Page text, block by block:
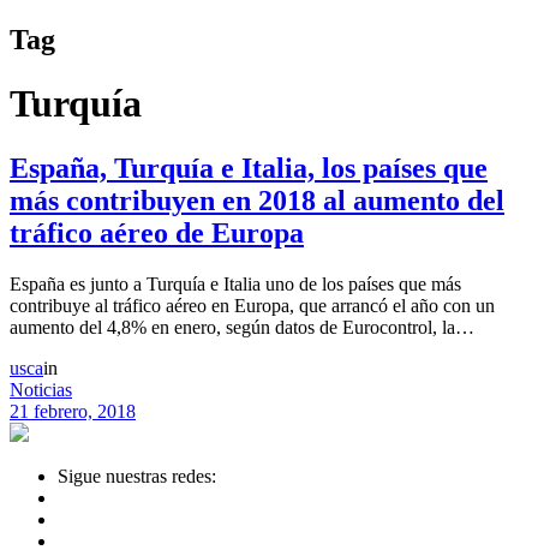
Tag
Turquía
España, Turquía e Italia, los países que
más contribuyen en 2018 al aumento del
tráfico aéreo de Europa
España es junto a Turquía e Italia uno de los países que más
contribuye al tráfico aéreo en Europa, que arrancó el año con un
aumento del 4,8% en enero, según datos de Eurocontrol, la…
uscain
Noticias
21 febrero, 2018
Sigue nuestras redes: